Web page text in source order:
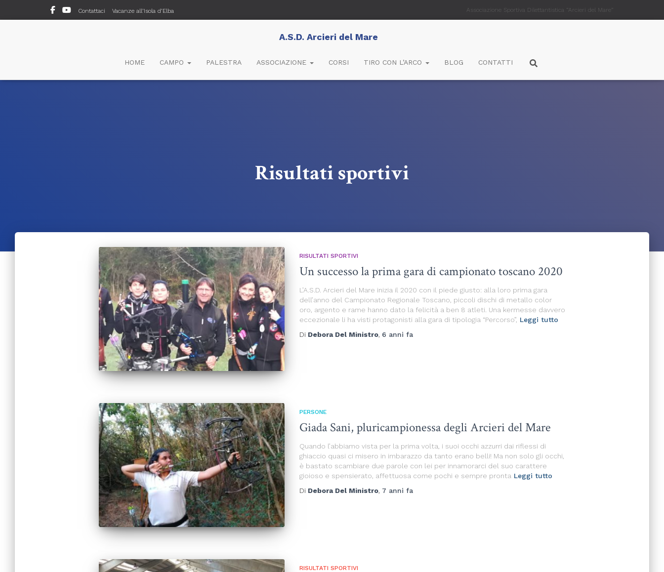
Associazione Sportiva Dilettantistica “Arcieri del Mare”
Contattaci Vacanze all’Isola d’Elba
A.S.D. Arcieri del Mare
HOME CAMPO PALESTRA ASSOCIAZIONE CORSI TIRO CON L’ARCO BLOG CONTATTI
Risultati sportivi
RISULTATI SPORTIVI
Un successo la prima gara di campionato toscano 2020
L’A.S.D. Arcieri del Mare inizia il 2020 con il piede giusto: alla loro prima gara
dell’anno del Campionato Regionale Toscano, piccoli dischi di metallo color
oro, argento e rame hanno dato la felicità a ben 8 atleti. Una kermesse davvero
eccezionale li ha visti protagonisti alla gara di tipologia “Percorso”, Leggi tutto
Di Debora Del Ministro, 6 anni fa
PERSONE
Giada Sani, pluricampionessa degli Arcieri del Mare
Quando l’abbiamo vista per la prima volta, i suoi occhi azzurri dai riflessi di
ghiaccio quasi ci misero in imbarazzo da tanto erano belli! Ma non solo gli occhi,
è bastato scambiare due parole con lei per innamorarci del suo carattere
gioioso e spensierato, affettuosa come pochi e sempre pronta Leggi tutto
Di Debora Del Ministro, 7 anni fa
RISULTATI SPORTIVI